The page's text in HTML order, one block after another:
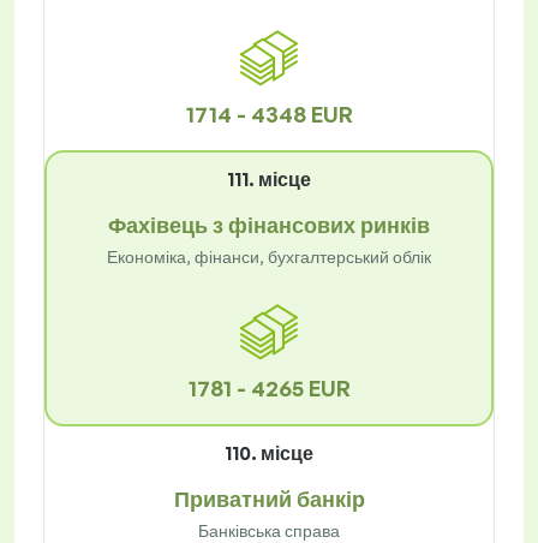
1714 - 4348 EUR
111. місце
Фахівець з фінансових ринків
Економіка, фінанси, бухгалтерський облік
1781 - 4265 EUR
110. місце
Приватний банкір
Банківська справа